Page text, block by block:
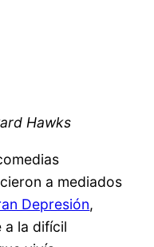
Hawks
a mediados
Depresión,
a la difícil